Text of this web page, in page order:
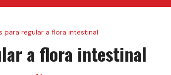
para regular a flora intestinal
a flora intestinal